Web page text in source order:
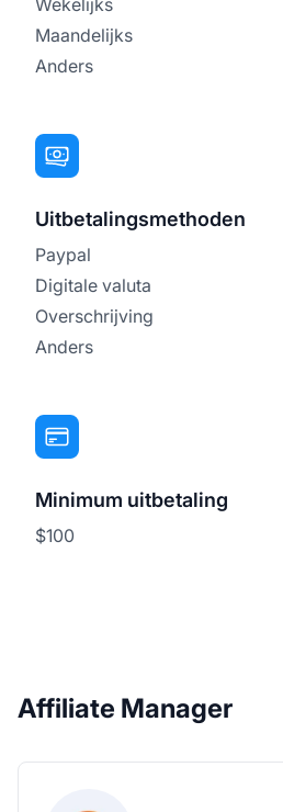
Maandelijks
Anders
Uitbetalingsmethoden
Paypal
Digitale valuta
Overschrijving
Anders
Minimum uitbetaling
$100
Affiliate Manager